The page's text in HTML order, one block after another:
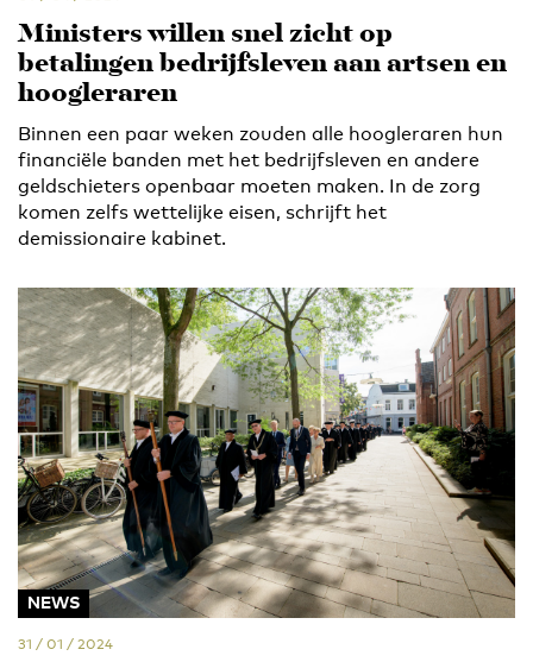
Ministers willen snel zicht op
betalingen bedrijfsleven aan artsen en
hoogleraren
Binnen een paar weken zouden alle hoogleraren hun
financiële banden met het bedrijfsleven en andere
geldschieters openbaar moeten maken. In de zorg
komen zelfs wettelijke eisen, schrijft het
demissionaire kabinet.
NEWS
31 / 01 / 2024